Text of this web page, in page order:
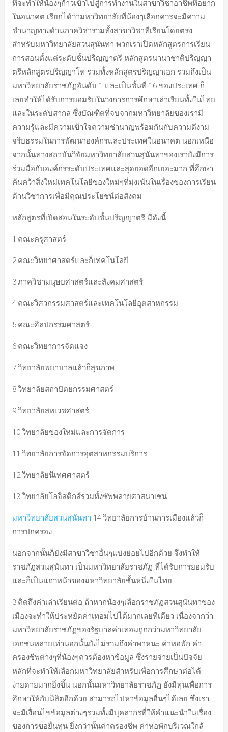
ที่จะทำให้น้องๆก้าวเข้าไปสู่การทำงานในสาขาวิชาอาชีพที่อยาก
ในอนาคต เรียกได้ว่ามหาวิทยาลัยที่น้องๆเลือกควรจะมีความ
ชำนาญทางด้านภาควิชารวมทั้งสาขาวิชาที่เรียนโดยตรง
สำหรับมหาวิทยาลัยสวนสุนันทา พวกเราเปิดหลักสูตรการเรียน
การสอนตั้งแต่ระดับชั้นปริญญาตรี หลักสูตรนานาชาติปริญญา
ตรีหลักสูตรปริญญาโท รวมทั้งหลักสูตรปริญญาเอก รวมถึงเป็น
มหาวิทยาลัยราชภัฏอันดับ 1 และเป็นชั้นที่ 16 ของประเทศ ก็
เลยทำให้ได้รับการยอมรับในวงการการศึกษาเล่าเรียนทั้งในไทย
และในระดับสากล ซึ่งบัณฑิตที่จบจากมหาวิทยาลัยของเรามี
ความรู้และมีความเข้าใจความชำนาญพร้อมกันกับความดีงาม
จริยธรรมในการพัฒนาองค์กรและประเทศในอนาคต นอกเหนือ
จากนั้นทางสถาบันวิจัยมหาวิทยาลัยสวนสุนันทาของเรายังมีการ
ร่วมมือกับองค์กรระดับประเทศและสุดยอดอีกเยอะมาก ที่ศึกษา
ค้นคว้าสิ่งใหม่เทคโนโลยีของใหม่ๆที่มุ่งเน้นในเรื่องของการเรียน
ด้านวิชาการเพื่อมีคุณประโยชน์ต่อสังคม
หลักสูตรที่เปิดสอนในระดับชั้นปริญญาตรี มีดังนี้
1.คณะครุศาสตร์
2.คณะวิทยาศาสตร์และก็เทคโนโลยี
3.ภาควิชามนุษยศาสตร์และสังคมศาสตร์
4.คณะวิศวกรรมศาสตร์และเทคโนโลยีอุตสาหกรรม
5.คณะศิลปกรรมศาสตร์
6.คณะวิทยาการจัดแจง
7.วิทยาลัยพยาบาลแล้วก็สุขภาพ
8.วิทยาลัยสถาปัตยกรรมศาสตร์
9.วิทยาลัยสหเวชศาสตร์
10.วิทยาลัยของใหม่และการจัดการ
11.วิทยาลัยการจัดการอุตสาหกรรมบริการ
12.วิทยาลัยนิเทศศาสตร์
13.วิทยาลัยโลจิสติกส์รวมทั้งซัพพลายศาสนาเชน
มหาวิทยาลัยสวนสุนันทา 14.วิทยาลัยการบ้านการเมืองแล้วก็
การปกครอง
นอกจากนั้นก็ยังมีสาขาวิชาอื่นๆแบ่งย่อยไปอีกด้วย จึงทำให้
ราชภัฏสวนสุนันทา เป็นมหาวิทยาลัยราชภัฏ ที่ได้รับการยอมรับ
และก็เป็นแถวหน้าของมหาวิทยาลัยชั้นหนึ่งในไทย
3.คิดถึงค่าเล่าเรียนต่อ ถ้าหากน้องๆเลือกราชภัฏสวนสุนันทาของ
เมืองจะทำให้ประหยัดค่าเทอมไปได้มากเลยทีเดียว เนื่องจากว่า
มหาวิทยาลัยราชภัฏของรัฐบาลค่าเทอมถูกกว่ามหาวิทยาลัย
เอกชนหลายเท่านอกนั้นยังไม่รวมถึงค่าพาหนะ ค่าหอพัก ค่า
ครองชีพต่างๆที่น้องๆควรต้องหาข้อมูล ซึ่งรายจ่ายเป็นปัจจัย
หลักที่จะทำให้เลือกมหาวิทยาลัยสำหรับเพื่อการศึกษาต่อได้
ง่ายดายมากยิ่งขึ้น นอกนั้นมหาวิทยาลัยราชภัฏ ยังมีทุนเพื่อการ
ศึกษาให้กับนิสิตอีกด้วย สามารถไปหาข้อมูลอื่นๆได้เลย ซึ่งเรา
จะมีเงื่อนไขข้อมูลต่างๆรวมทั้งมีบุคลากรที่ให้คำแนะนำในเรื่อง
ของการขอยื่นทุน ยิ่งกว่านั้นค่าครองชีพ ค่าหอพักบริเวณใกล้